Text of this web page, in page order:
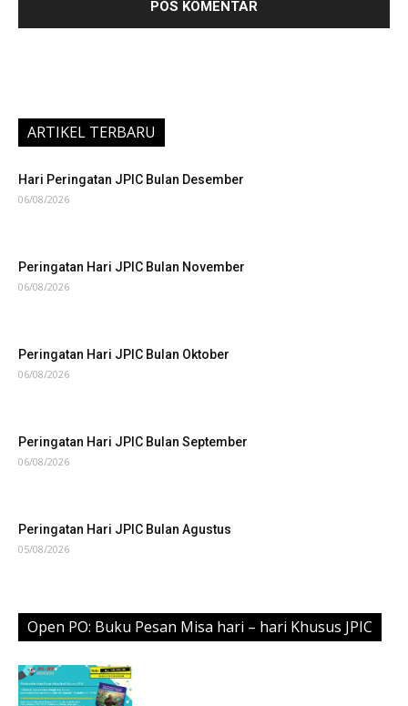
ARTIKEL TERBARU
Hari Peringatan JPIC Bulan Desember
06/08/2026
Peringatan Hari JPIC Bulan November
06/08/2026
Peringatan Hari JPIC Bulan Oktober
06/08/2026
Peringatan Hari JPIC Bulan September
06/08/2026
Peringatan Hari JPIC Bulan Agustus
05/08/2026
Open PO: Buku Pesan Misa hari – hari Khusus JPIC